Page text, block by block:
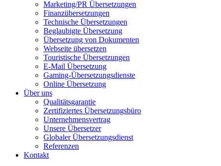
Marketing/PR Übersetzungen
Finanzübersetzungen
Technische Übersetzungen
Beglaubigte Übersetzung
Übersetzung von Dokumenten
Webseite übersetzen
Touristische Übersetzungen
E-Mail Übersetzung
Gaming-Übersetzungsdienste
Online Übersetzung
Über uns
Qualitätsgarantie
Zertifiziertes Übersetzungsbüro
Unternehmensvertrag
Unsere Übersetzer
Globaler Übersetzungsdienst
Referenzen
Kontakt